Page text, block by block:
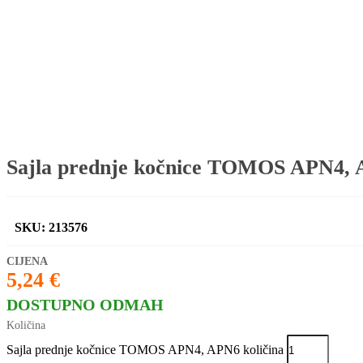
Sajla prednje kočnice TOMOS APN4,
SKU: 213576
5,24 €
DOSTUPNO ODMAH
Sajla prednje kočnice TOMOS APN4, APN6 količina